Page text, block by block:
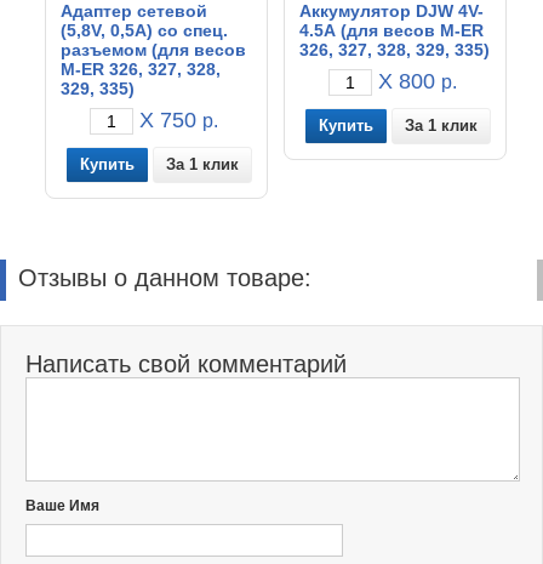
Адаптер сетевой
(5,8V, 0,5A) со спец.
разъемом (для весов
M-ER 326, 327, 328,
329, 335)
X 750 р.
За 1 клик
Аккумулятор DJW 4V-
4.5А (для весов M-ER
326, 327, 328, 329, 335)
X 800 р.
За 1 клик
Отзывы о данном товаре:
Написать свой комментарий
Ваше Имя